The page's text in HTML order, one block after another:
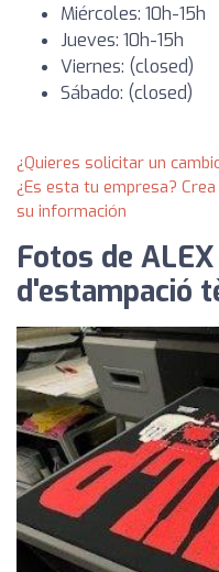
Miércoles: 10h-15h
Jueves: 10h-15h
Viernes: (closed)
Sábado: (closed)
¿Quieres solicitar un
¿Es esta tu empresa?
su información
Fotos de
d'estampació